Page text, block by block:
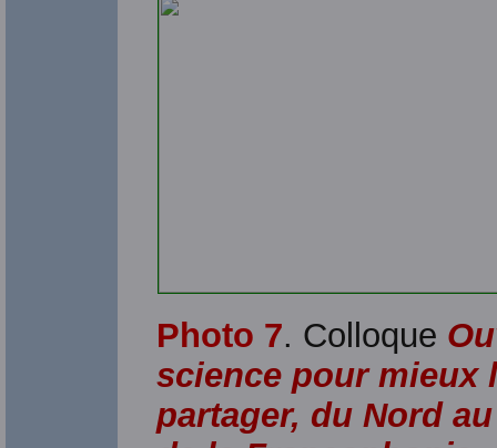
Photo 7. Colloque
science pour mieux
partager, du Nord